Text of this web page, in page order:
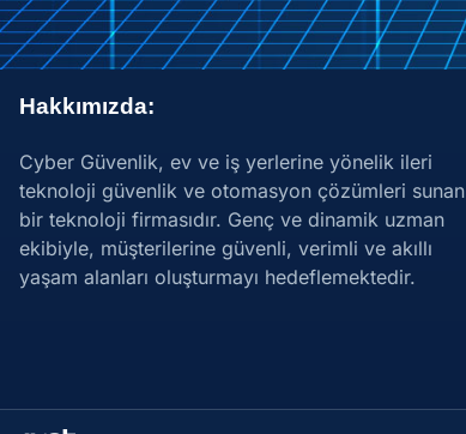
Hakkımızda:
Cyber Güvenlik, ev ve iş yerlerine yönelik ileri
teknoloji güvenlik ve otomasyon çözümleri sunan
bir teknoloji firmasıdır. Genç ve dinamik uzman
ekibiyle, müşterilerine güvenli, verimli ve akıllı
yaşam alanları oluşturmayı hedeflemektedir.